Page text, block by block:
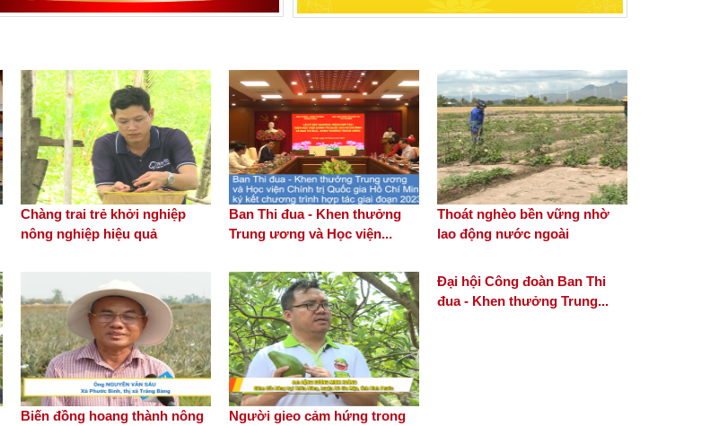
Người cán bộ tâm huyết với
Sầu riêng trên vùng đất Ba
Trinh
Biến đồng hoang thành
Chàng trai trẻ khởi nghiệp
nông nghiệp hiệu quả
Ban Thi đua - Khen thưởng
Trung ương và Học viện...
Thoát nghèo bền vững nhờ
lao động nước ngoài
Biến đồng hoang thành nông Người gieo cảm hứng trong
Đại hội Công đoàn Ban Thi
đua - Khen thưởng Trung...